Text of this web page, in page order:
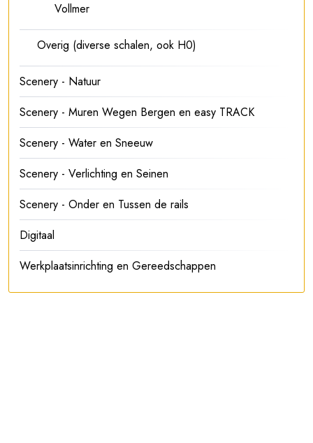
Vollmer
Overig (diverse schalen, ook H0)
Scenery - Natuur
Scenery - Muren Wegen Bergen en easy TRACK
Scenery - Water en Sneeuw
Scenery - Verlichting en Seinen
Scenery - Onder en Tussen de rails
Digitaal
Werkplaatsinrichting en Gereedschappen